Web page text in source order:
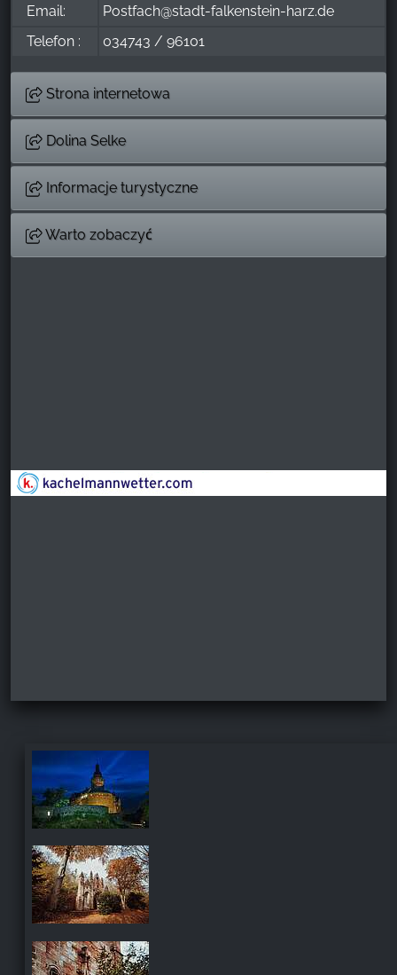
Email:
Postfach@stadt-falkenstein-harz.de
Telefon :
034743 / 96101
Strona internetowa
Dolina Selke
Informacje turystyczne
Warto zobaczyć